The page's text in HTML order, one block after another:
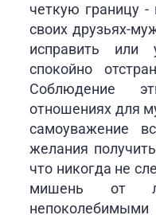
четкую границу -
своих друзьях-
исправить или
спокойно
Соблюдение
отношениях для
самоуважение
желания
что никогда не
мишень от